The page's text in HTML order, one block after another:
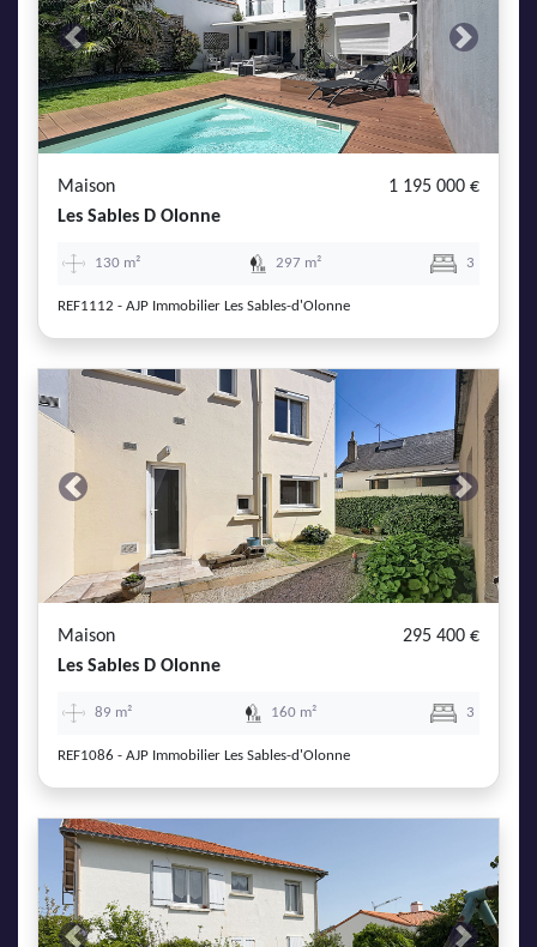
Previous Next
Maison
1 195 000 €
Les Sables D Olonne
130 m² 297 m² 3
REF1112 - AJP Immobilier Les Sables-d'Olonne
Previous Next
Maison
295 400 €
Les Sables D Olonne
89 m² 160 m² 3
REF1086 - AJP Immobilier Les Sables-d'Olonne